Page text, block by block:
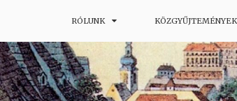
content
RÓLUNK KÖZGYŰJTEMÉNYEK
Budapesti
Budapesti Helytörténeti Portál